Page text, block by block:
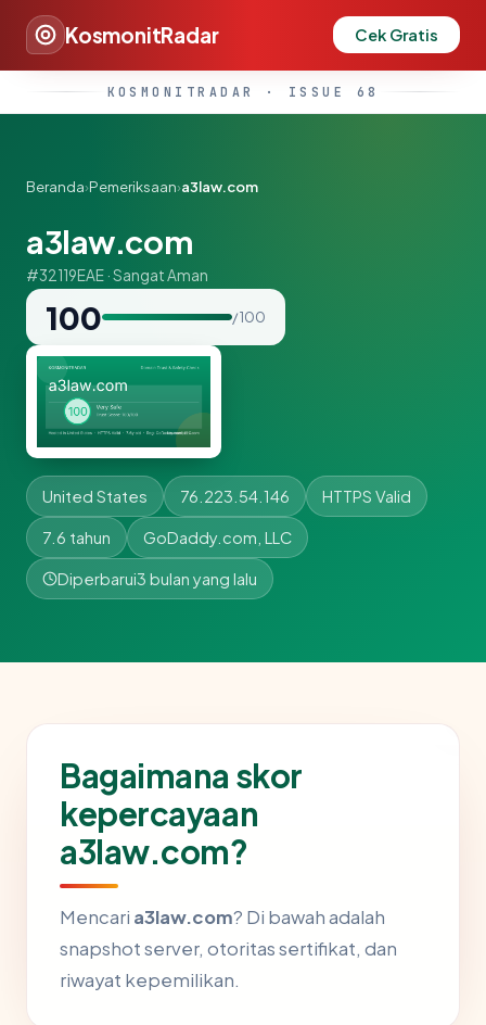
KosmonitRadar Cek Gratis
KOSMONITRADAR · ISSUE 68
Beranda›Pemeriksaan›a3law.com
a3law.com
#32119EAE · Sangat Aman
100 / 100
United States 76.223.54.146 HTTPS Valid
7.6 tahun GoDaddy.com, LLC
Diperbarui3 bulan yang lalu
Bagaimana skor
kepercayaan
a3law.com?
Mencari a3law.com? Di bawah adalah
snapshot server, otoritas sertifikat, dan
riwayat kepemilikan.